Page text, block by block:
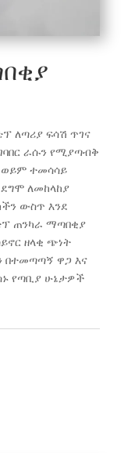
ለጣሪያ ፍሳሽ ጥገና
ራሱን የሚያጣብቅ
ተመሳሳይ
ለመከላከያ
ውስጥ እንደ
ጠንካራ ማጣበቂያ
ዘላቂ ጭነት
በተመጣጣኝ ዋጋ እና
የጣቢያ ሁኔታዎች